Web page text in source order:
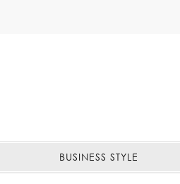
BUSINESS STYLE